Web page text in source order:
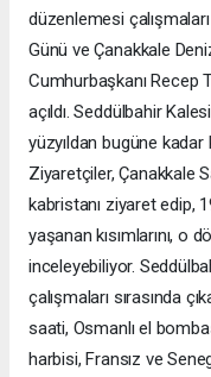
düzenlemesi
Günü ve Çanakkale
Cumhurbaşkanı Recep
açıldı. Seddülbahir
yüzyıldan bugüne kadar
Ziyaretçiler, Çanakkale
kabristanı ziyaret edip,
yaşanan kısımlarını, o
inceleyebiliyor.
çalışmaları sırasında
saati, Osmanlı el
harbisi, Fransız ve